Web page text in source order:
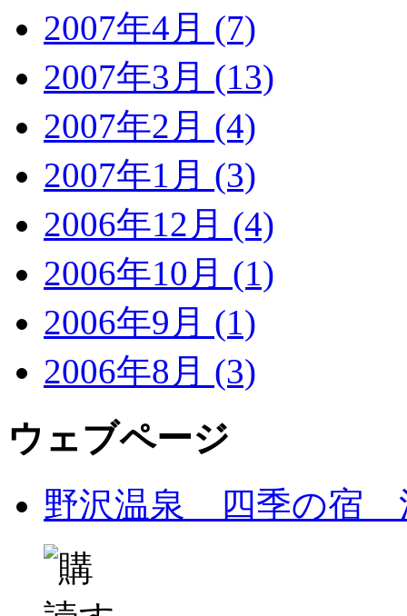
2007年4月 (7)
2007年3月 (13)
2007年2月 (4)
2007年1月 (3)
2006年12月 (4)
2006年10月 (1)
2006年9月 (1)
2006年8月 (3)
ウェブページ
野沢温泉 四季の宿